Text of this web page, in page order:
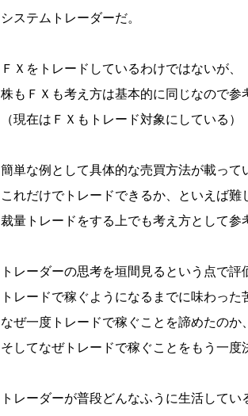
システムトレーダーだ。
ＦＸをトレードしているわけではないが、
株もＦＸも考え方は基本的に同じなので参
（現在はＦＸもトレード対象にしている）
簡単な例として具体的な売買方法が載って
これだけでトレードできるか、といえば難
裁量トレードをする上でも考え方として参
トレーダーの思考を垣間見るという点で評
トレードで稼ぐようになるまでに味わった
なぜ一度トレードで稼ぐことを諦めたのか、
そしてなぜトレードで稼ぐことをもう一度
トレーダーが普段どんなふうに生活してい